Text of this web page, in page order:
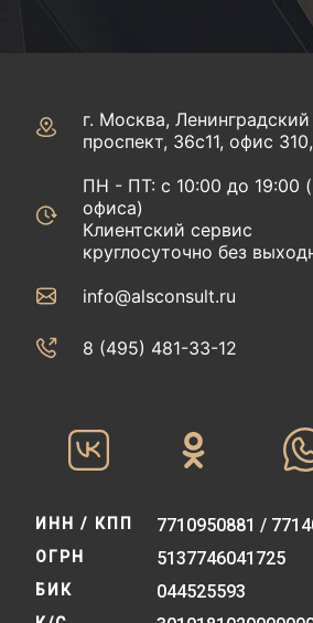
г. Москва, Ленинградский
проспект, 36с11, офис
ПН - ПТ: с 10:00 до 19:00
офиса)
Клиентский сервис
круглосуточно без
info@alsconsult.ru
8 (495) 481-33-12‬‬
ИНН / КПП 7710950881 /
ОГРН 5137746041725
БИК 044525593